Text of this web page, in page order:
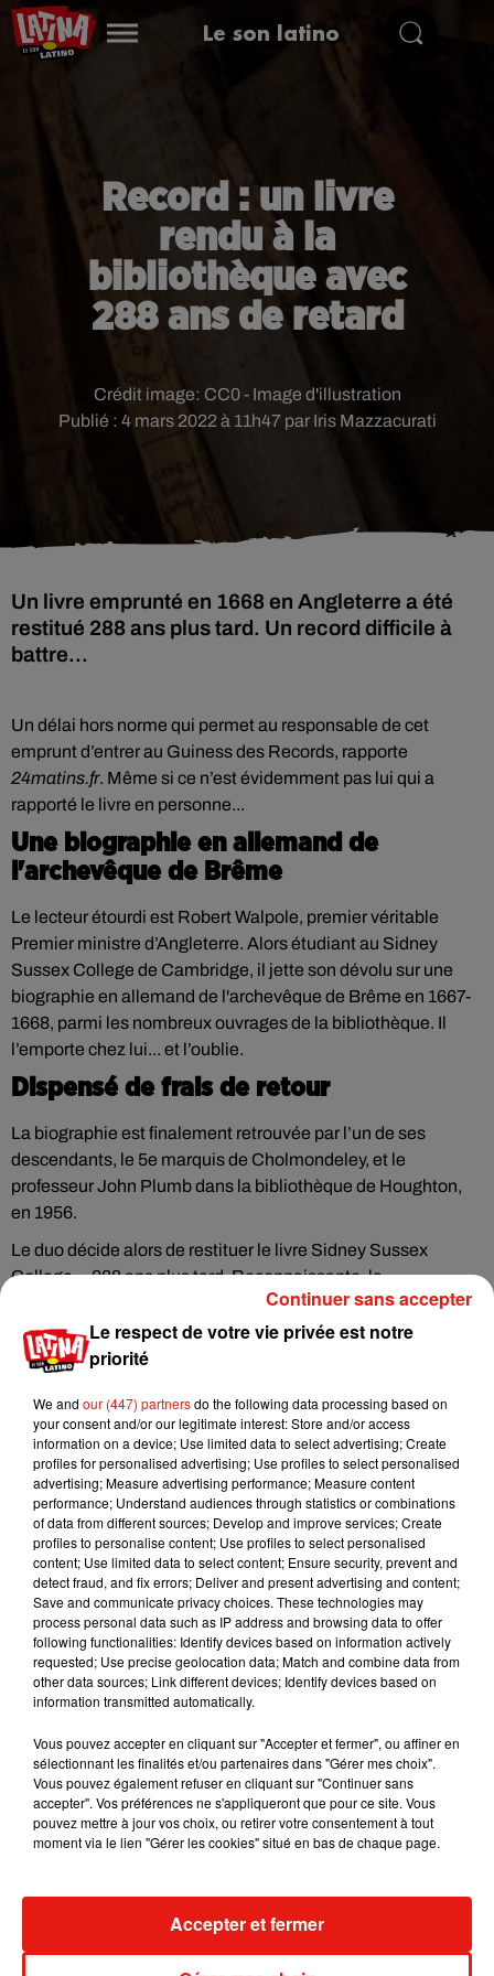
Le son latino
Record : un livre
rendu à la
bibliothèque avec
288 ans de retard
Publié : 4 mars 2022 à 11h47 par Iris Mazzacurati
Crédit image: CC0 - Image d'illustration
Un livre emprunté en 1668 en Angleterre a été
restitué 288 ans plus tard. Un record difficile à
battre...
Un délai hors norme qui permet au responsable de cet
emprunt d’entrer au Guiness des Records, rapporte
24matins.fr. Même si ce n’est évidemment pas lui qui a
rapporté le livre en personne...
Une biographie en allemand de
l'archevêque de Brême
Le lecteur étourdi est Robert Walpole, premier véritable
Premier ministre d’Angleterre. Alors étudiant au Sidney
Sussex College de Cambridge, il jette son dévolu sur une
biographie en allemand de l'archevêque de Brême en 1667-
1668, parmi les nombreux ouvrages de la bibliothèque. Il
l’emporte chez lui... et l’oublie.
Dispensé de frais de retour
La biographie est finalement retrouvée par l’un de ses
descendants, le 5e marquis de Cholmondeley, et le
professeur John Plumb dans la bibliothèque de Houghton,
en 1956.
Le duo décide alors de restituer le livre Sidney Sussex
College… 288 ans plus tard. Reconnaissante, la
bibliothèque ne leur a pas fait payer d’amende pour ce léger
retard.
Musique
6 août 2026
Karol G dévoile la tracklist de son nouvel
album… avec des invités...
5 août 2026
Benny Blanco invite Selena Gomez et
Becky G sur son nouveau single
31 juillet 2026
Escapade à Guadalajara
Laura Pausini : retour confirmé à l'Accor
Le respect de votre vie privée est notre
priorité
We and our (447) partnersdo the following data processing based on
your consent and/or our legitimate interest: Store and/or access
information on a device; Use limited data to select advertising; Create
profiles for personalised advertising; Use profiles to select personalised
advertising; Measure advertising performance; Measure content
performance; Understand audiences through statistics or combinations
of data from different sources; Develop and improve services; Create
profiles to personalise content; Use profiles to select personalised
content; Use limited data to select content; Ensure security, prevent and
detect fraud, and fix errors; Deliver and present advertising and content;
Save and communicate privacy choices. These technologies may
process personal data such as IP address and browsing data to offer
following functionalities: Identify devices based on information actively
requested; Use precise geolocation data; Match and combine data from
other data sources; Link different devices; Identify devices based on
information transmitted automatically.
Vous pouvez accepter en cliquant sur "Accepter et fermer", ou affiner en
sélectionnant les finalités et/ou partenaires dans "Gérer mes choix".
Vous pouvez également refuser en cliquant sur "Continuer sans
accepter". Vos préférences ne s'appliqueront que pour ce site. Vous
pouvez mettre à jour vos choix, ou retirer votre consentement à tout
moment via le lien "Gérer les cookies" situé en bas de chaque page.
Accepter et fermer
Continuer sans accepter